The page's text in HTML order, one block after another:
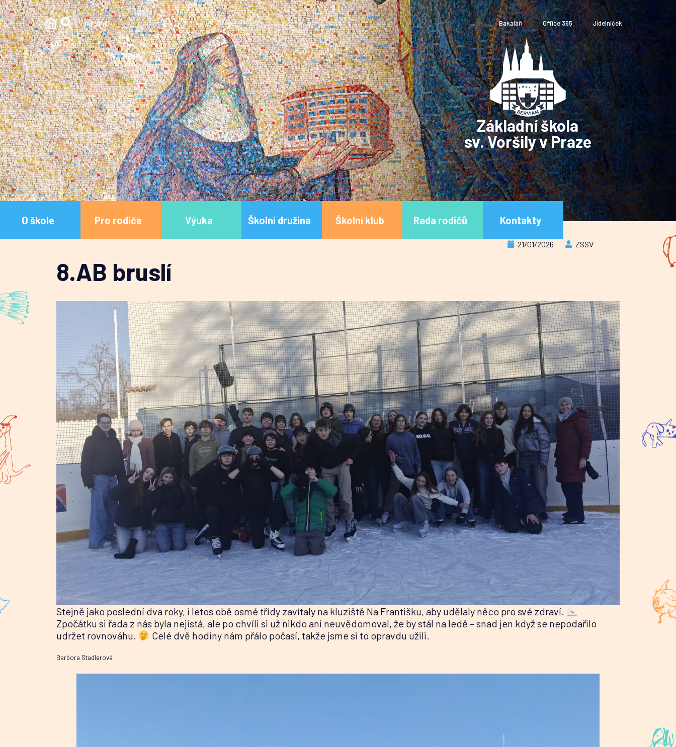
Bakaláři Office 365 Jídelníček
Základní škola
sv. Voršily v Praze
O škole Pro rodiče Výuka Školní družina Školní klub Rada rodičů Kontakty
8.AB bruslí
21/01/2026 ZSSV
Stejně jako poslední dva roky, i letos obě osmé třídy zavítaly na kluziště Na Františku, aby udělaly něco pro své zdraví.
Zpočátku si řada z nás byla nejistá, ale po chvíli si už nikdo ani neuvědomoval, že by stál na ledě – snad jen když se nepodařilo
udržet rovnováhu.
Celé dvě hodiny nám přálo počasí, takže jsme si to opravdu užili.
Barbora Stadlerová